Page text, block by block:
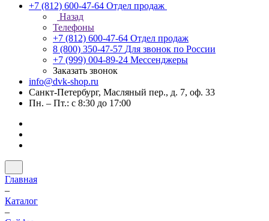
+7 (812) 600-47-64 Отдел продаж
Назад
Телефоны
+7 (812) 600-47-64 Отдел продаж
8 (800) 350-47-57 Для звонок по России
+7 (999) 004-89-24 Мессенджеры
Заказать звонок
info@dvk-shop.ru
Санкт-Петербург, Масляный пер., д. 7, оф. 33
Пн. – Пт.: с 8:30 до 17:00
Главная
–
Каталог
–